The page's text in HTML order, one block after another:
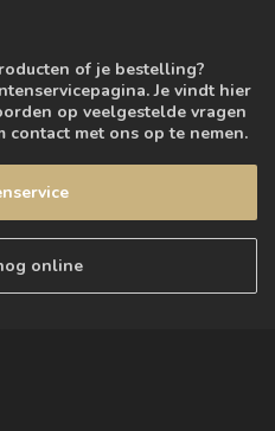
of je bestelling?
Je vindt hier
op veelgestelde vragen
contact met ons op te nemen.
online